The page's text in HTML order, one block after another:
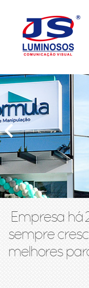
Empresa há
sempre
melhores